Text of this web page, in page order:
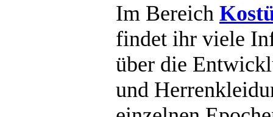
Im Bereich
findet ihr viele
über die
und